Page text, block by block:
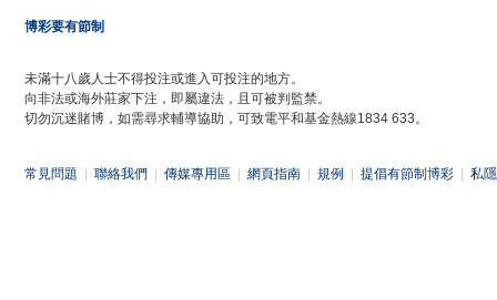
博彩要有節制
未滿十八歲人士不得投注或進入可投注的地方。
向非法或海外莊家下注，即屬違法，且可被判監禁。
切勿沉迷賭博，如需尋求輔導協助，可致電平和基金熱線1834 633。
常見問題 聯絡我們 傳媒專用區 網頁指南 規例 提倡有節制博彩 私